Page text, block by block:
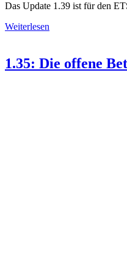
Das Update 1.39 ist für den
Weiterlesen
1.35: Die offene